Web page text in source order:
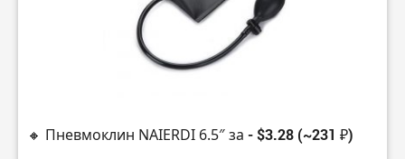
🔸 Пневмоклин NAIERDI 6.5″ за - $3.28 (~231 ₽)